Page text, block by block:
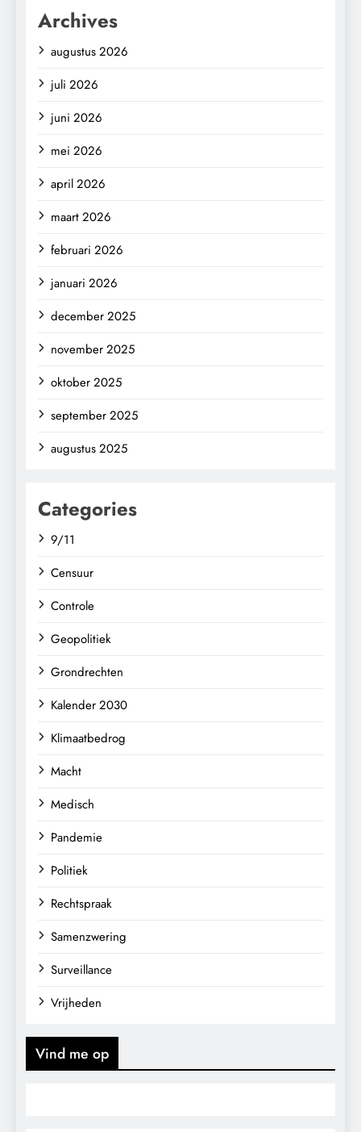
Archives
augustus 2026
juli 2026
juni 2026
mei 2026
april 2026
maart 2026
februari 2026
januari 2026
december 2025
november 2025
oktober 2025
september 2025
augustus 2025
Categories
9/11
Censuur
Controle
Geopolitiek
Grondrechten
Kalender 2030
Klimaatbedrog
Macht
Medisch
Pandemie
Politiek
Rechtspraak
Samenzwering
Surveillance
Vrijheden
Vind me op